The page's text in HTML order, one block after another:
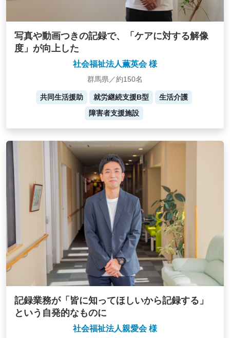
写真や動画つきの記録で、「ケアに対する解像
度」が向上した
社会福祉法人薫英会 様
群馬県／約150名
共同生活援助 就労継続支援B型
生活介護
障害者支援施設
記録業務が「皆に知ってほしいから記録する」
という自発的なものに
社会福祉法人親愛会 様